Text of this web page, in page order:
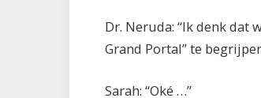
Dr. Neruda: “Ik denk dat
Grand Portal” te
Sarah: “Oké …”